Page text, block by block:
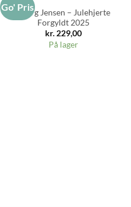
Go' Pris
Georg Jensen – Julehjerte
Forgyldt 2025
kr.229,00
På lager